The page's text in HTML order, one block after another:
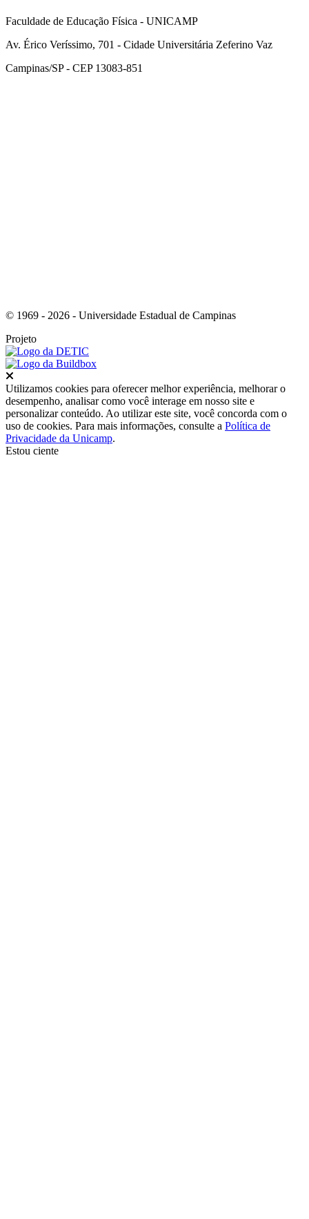
Faculdade de Educação Física - UNICAMP
Av. Érico Veríssimo, 701 - Cidade Universitária Zeferino Vaz
Campinas/SP - CEP 13083-851
© 1969 - 2026 - Universidade Estadual de Campinas
Projeto
Utilizamos cookies para oferecer melhor experiência, melhorar o
desempenho, analisar como você interage em nosso site e
personalizar conteúdo. Ao utilizar este site, você concorda com o
uso de cookies. Para mais informações, consulte a Política de
Privacidade da Unicamp.
Estou ciente